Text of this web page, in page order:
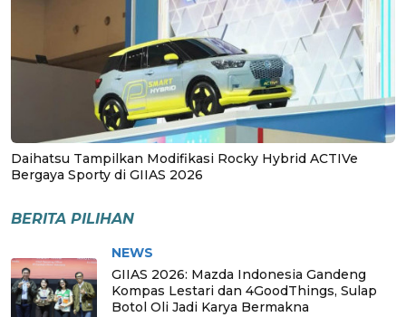
Daihatsu Tampilkan Modifikasi Rocky Hybrid ACTIVe
Bergaya Sporty di GIIAS 2026
BERITA PILIHAN
NEWS
GIIAS 2026: Mazda Indonesia Gandeng
Kompas Lestari dan 4GoodThings, Sulap
Botol Oli Jadi Karya Bermakna